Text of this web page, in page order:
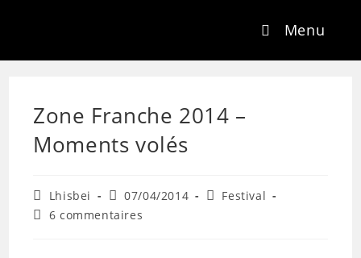
Menu
Zone Franche 2014 –
Moments volés
Lhisbei 07/04/2014
Festival
6 commentaires